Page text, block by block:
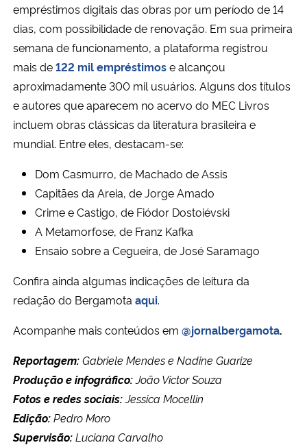
empréstimos digitais das obras por um período de 14
dias, com possibilidade de renovação. Em sua primeira
semana de funcionamento, a plataforma registrou
mais de122 mil empréstimose alcançou
aproximadamente 300 mil usuários. Alguns dos títulos
e autores que aparecem no acervo do MEC Livros
incluem obras clássicas da literatura brasileira e
mundial. Entre eles, destacam-se:
Dom Casmurro, de Machado de Assis
Capitães da Areia, de Jorge Amado
Crime e Castigo, de Fiódor Dostoiévski
A Metamorfose, de Franz Kafka
Ensaio sobre a Cegueira, de José Saramago
Confira ainda algumas indicações de leitura da
redação do Bergamota aqui.
Acompanhe mais conteúdos em @jornalbergamota.
Reportagem:Gabriele Mendes e Nadine Guarize
Produção e infográfico:João Victor Souza
Fotos e redes sociais:Jessica Mocellin
Edição:Pedro Moro
Supervisão:Luciana Carvalho